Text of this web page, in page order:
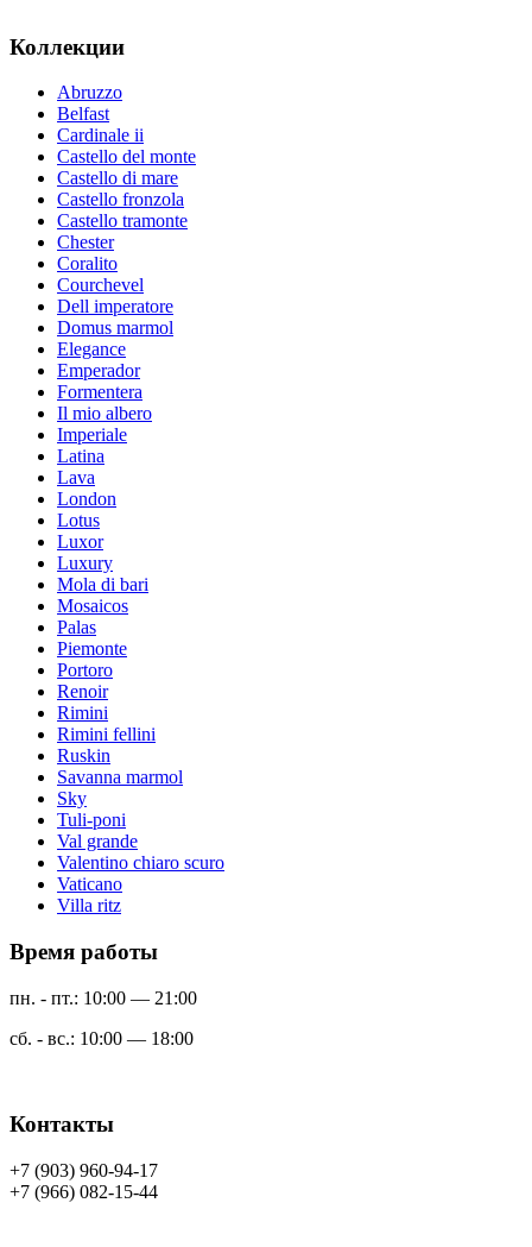
Коллекции
Abruzzo
Belfast
Cardinale ii
Castello del monte
Castello di mare
Castello fronzola
Castello tramonte
Chester
Coralito
Courchevel
Dell imperatore
Domus marmol
Elegance
Emperador
Formentera
Il mio albero
Imperiale
Latina
Lava
London
Lotus
Luxor
Luxury
Mola di bari
Mosaicos
Palas
Piemonte
Portoro
Renoir
Rimini
Rimini fellini
Ruskin
Savanna marmol
Sky
Tuli-poni
Val grande
Valentino chiaro scuro
Vaticano
Villa ritz
Время работы
пн. - пт.: 10:00 — 21:00
сб. - вс.: 10:00 — 18:00
Контакты
+7 (903) 960-94-17
+7 (966) 082-15-44